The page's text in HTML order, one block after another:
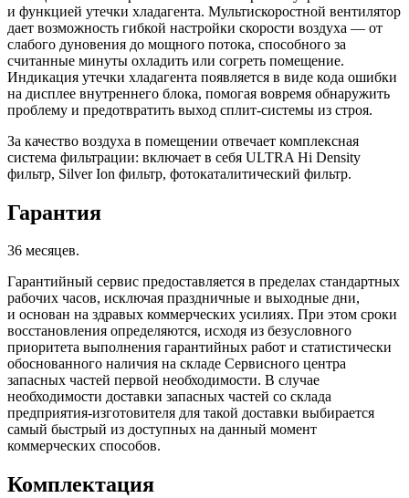
и функцией утечки хладагента. Мультискоростной вентилятор
дает возможность гибкой настройки скорости воздуха — от
слабого дуновения до мощного потока, способного за
считанные минуты охладить или согреть помещение.
Индикация утечки хладагента появляется в виде кода ошибки
на дисплее внутреннего блока, помогая вовремя обнаружить
проблему и предотвратить выход сплит-системы из строя.
За качество воздуха в помещении отвечает комплексная
система фильтрации: включает в себя ULTRA Hi Density
фильтр, Silver Ion фильтр, фотокаталитический фильтр.
Гарантия
36 месяцев.
Гарантийный сервис предоставляется в пределах стандартных
рабочих часов, исключая праздничные и выходные дни,
и основан на здравых коммерческих усилиях. При этом сроки
восстановления определяются, исходя из безусловного
приоритета выполнения гарантийных работ и статистически
обоснованного наличия на складе Сервисного центра
запасных частей первой необходимости. В случае
необходимости доставки запасных частей со склада
предприятия-изготовителя для такой доставки выбирается
самый быстрый из доступных на данный момент
коммерческих способов.
Комплектация